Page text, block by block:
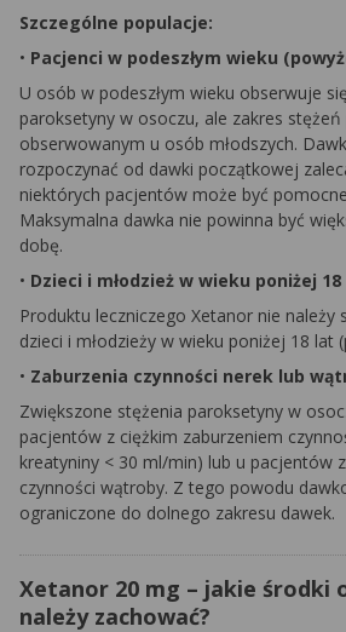
Szczególne populacje:
• Pacjenci w podeszłym wieku
U osób w podeszłym wieku obserwuje
paroksetyny w osoczu, ale zakres
obserwowanym u osób młodszych.
rozpoczynać od dawki początkowej
niektórych pacjentów może być
Maksymalna dawka nie powinna być
dobę.
• Dzieci i młodzież w wieku poniżej
Produktu leczniczego Xetanor nie należy
dzieci i młodzieży w wieku poniżej 18 lat
• Zaburzenia czynności nerek lub
Zwiększone stężenia paroksetyny w
pacjentów z ciężkim zaburzeniem
kreatyniny < 30 ml/min) lub u pacjentów
czynności wątroby. Z tego powodu
ograniczone do dolnego zakresu dawek.
Xetanor 20 mg – jakie środki
należy zachować?